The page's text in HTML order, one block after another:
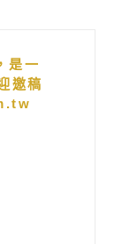
是一
邀稿